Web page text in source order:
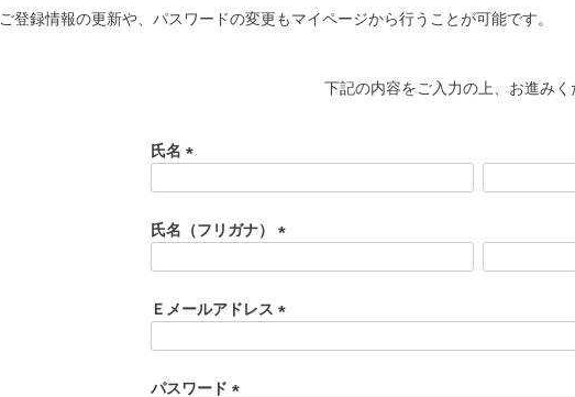
ご登録情報の更新や、パスワードの変更もマイページから行うことが可能です。
下記の内容をご入力の上、お進みく
氏名
須
)
氏名（フリガナ）
須
)
Ｅメールアドレス
パスワード